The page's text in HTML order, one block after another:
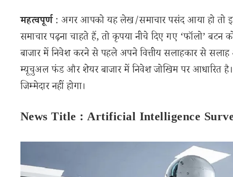
महत्वपूर्ण: अगर आपको यह लेख/समाचार पसंद आया हो
समाचार पढ़ना चाहते हैं, तो कृपया नीचे दिए गए ‘फॉलो’
बाजार में निवेश करने से पहले अपने वित्तीय सलाहकार से सलाह
म्यूचुअल फंड और शेयर बाजार में निवेश जोखिम पर आधारित है।
जिम्मेदार नहीं होगा।
News Title : Artificial Intelligence